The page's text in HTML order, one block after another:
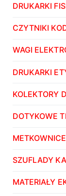
DRUKARKI
CZYTNIKI
WAGI
DRUKARKI
KOLEKTORY
DOTYKOWE
METKOWNICE
SZUFLADY
MATERIAŁY